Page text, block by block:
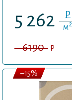
5 262 P
м2
6190 P
–15%